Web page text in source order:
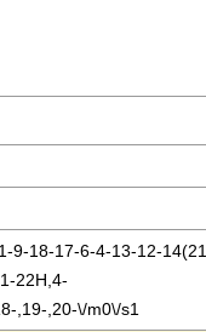
9-18-17-6-4-13-12-
22H,4-
,19-,20-\/m0\/s1